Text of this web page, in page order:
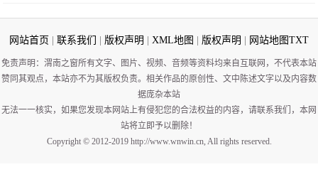
网站首页 联系我们 版权声明 XML地图 版权声明 网站地图TXT
免责声明：渭南之窗所有文字、图片、视频、音频等资料均来自互联网，不代表本站
赞同其观点，本站亦不为其版权负责。相关作品的原创性、文中陈述文字以及内容数
据庞杂本站
无法一一核实，如果您发现本网站上有侵犯您的合法权益的内容，请联系我们，本网
站将立即予以删除！
Copyright © 2012-2019 http://www.wnwin.cn, All rights reserved.